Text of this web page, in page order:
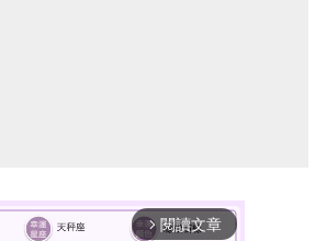
arrow_forward_ios 閱讀文章